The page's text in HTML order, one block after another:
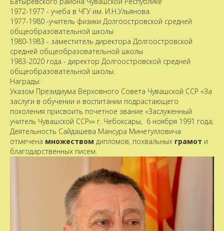
1972-1977 - учеба в ЧГУ им. И.Н.Ульянова.
1977-1980 -учитель физики Долгоостровской средней
общеобразовательной школы
1980-1983 - заместитель директора Долгоостровской
средней общеобразовательной школы
1983-2020 года - директор Долгоостровской средней
общеобразовательной школы.
Награды:
Указом Президиума Верховного Совета Чувашской ССР «За
заслуги в обучении и воспитании подрастающего
поколения присвоить почетное звание «Заслуженный
учитель Чувашской ССР»» г. Чебоксары, 6 ноября 1991 года;
Деятельность Сайдашева Мансура Минетулловича
отмечена множеством дипломов, похвальных грамот и
благодарственных писем.